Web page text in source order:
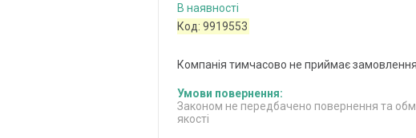
В наявності
Код:9919553
Компанія тимчасово не приймає замовлення
Законом не передбачено повернення та
якості